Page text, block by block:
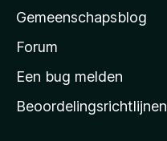
s
s
t
r
Gemeenschapsblog
Forum
Een bug melden
Beoordelingsrichtlijnen